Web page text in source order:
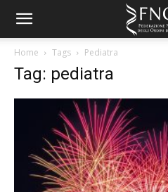
Home Tags Pediatra
Tag: pediatra